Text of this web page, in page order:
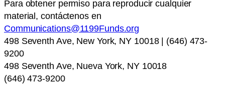
Para obtener permiso para reproducir cualquier
material, contáctenos en
Communications@1199Funds.org
498 Seventh Ave, New York, NY 10018 | (646) 473-
9200
498 Seventh Ave, Nueva York, NY 10018
(646) 473-9200